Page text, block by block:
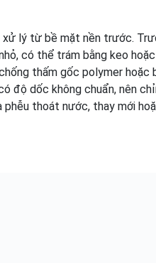
lý từ bề mặt nền trước.
có thể trám bằng keo
thấm gốc polymer
độ dốc không chuẩn, nên
thoát nước, thay mới